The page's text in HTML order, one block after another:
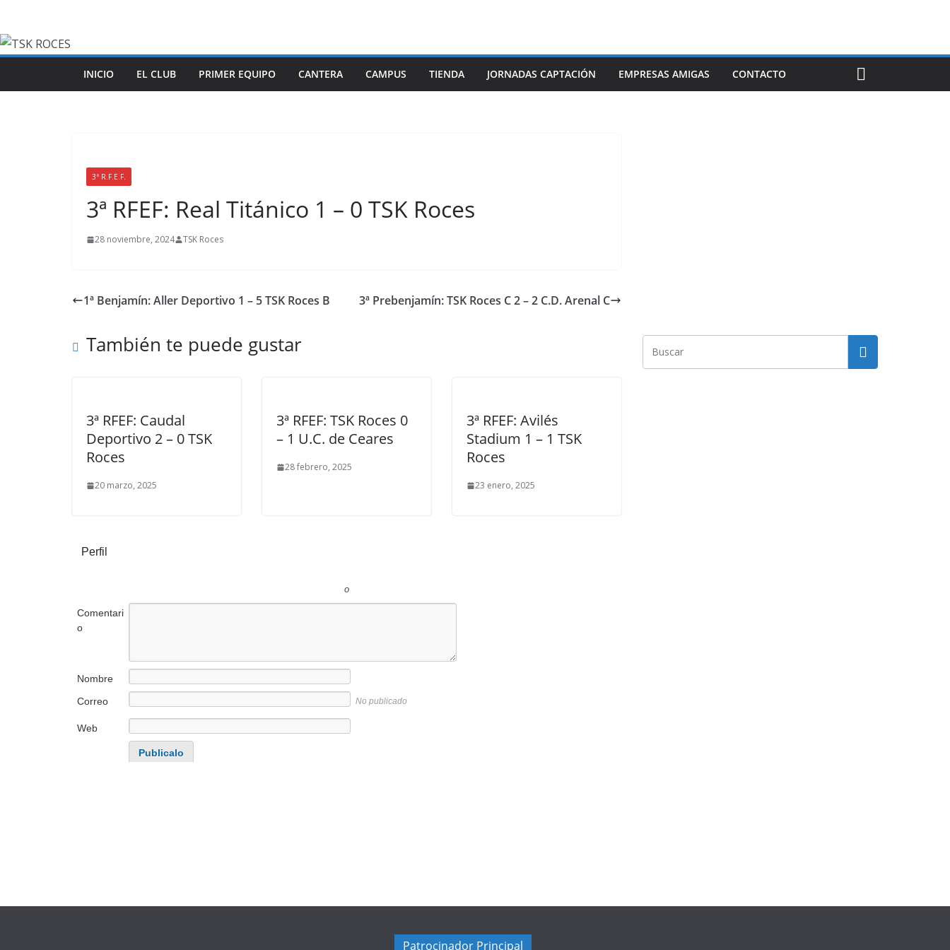
contenido
INICIO EL CLUB PRIMER EQUIPO CANTERA CAMPUS TIENDA JORNADAS CAPTACIÓN EMPRESAS AMIGAS CONTACTO
3ª R.F.E.F.
3ª RFEF: Real Titánico 1 – 0 TSK Roces
28 noviembre, 2024 TSK Roces
1ª Benjamín: Aller Deportivo 1 – 5 TSK Roces B 3ª Prebenjamín: TSK Roces C 2 – 2 C.D. Arenal C
También te puede gustar
3ª RFEF: Caudal
Deportivo 2 – 0 TSK
Roces
20 marzo, 2025
3ª RFEF: TSK Roces 0
– 1 U.C. de Ceares
28 febrero, 2025
3ª RFEF: Avilés
Stadium 1 – 1 TSK
Roces
23 enero, 2025
Perfil
o
Comentari
o
Nombre
Correo
No publicado
Web
Patrocinador Principal